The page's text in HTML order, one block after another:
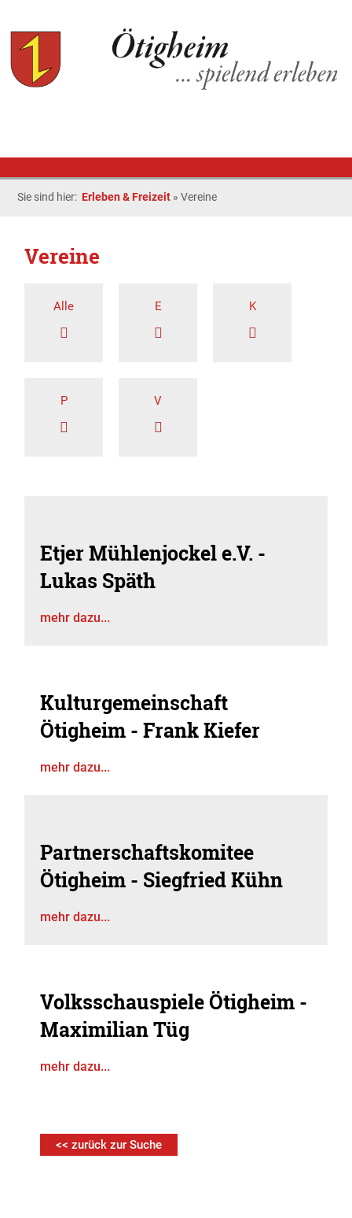
Sie sind hier: Erleben & Freizeit »Vereine
Vereine
Alle E K
P V
Etjer Mühlenjockel e.V. -
Lukas Späth
mehr dazu...
Kulturgemeinschaft
Ötigheim - Frank Kiefer
mehr dazu...
Partnerschaftskomitee
Ötigheim - Siegfried Kühn
mehr dazu...
Volksschauspiele Ötigheim -
Maximilian Tüg
mehr dazu...
<< zurück zur Suche